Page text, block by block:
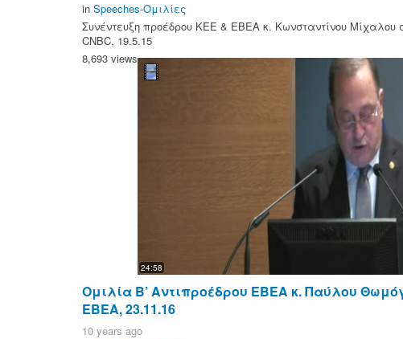
in Speeches-Ομιλίες
Συνέντευξη προέδρου ΚΕΕ & ΕΒΕΑ κ. Κωνσταντίνου Μίχαλου
CNBC, 19.5.15
8,693 views
24:58
Ομιλία Β’ Αντιπροέδρου ΕΒΕΑ κ. Παύλου
ΕΒΕΑ, 23.11.16
10 years ago